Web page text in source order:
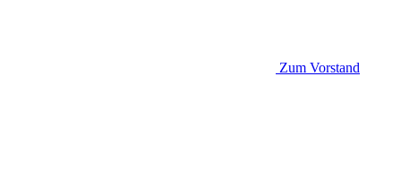
Zum Vorstand